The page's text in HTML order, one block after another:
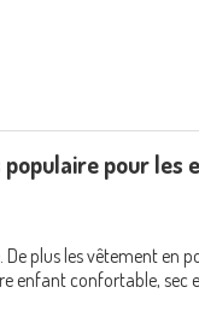
pour les
plus les vêtement
enfant confortable, sec